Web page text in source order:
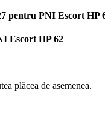
pentru PNI Escort HP
Escort HP 62
plăcea de asemenea.